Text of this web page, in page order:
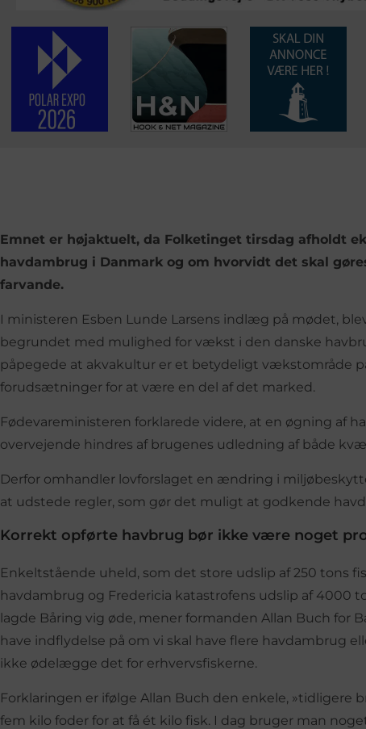
Emnet er højaktuelt, da Folketinget tirsdag afholdt
havdambrug i Danmark og om hvorvidt det skal
farvande.
I ministeren Esben Lunde Larsens indlæg på mødet,
begrundet med mulighed for vækst i den danske
påpegede at akvakultur er et betydeligt vækstområde
forudsætninger for at være en del af det marked.
Fødevareministeren forklarede videre, at en øgning af
overvejende hindres af brugenes udledning af både
Derfor omhandler lovforslaget en ændring i
at udstede regler, som gør det muligt at godkende
Korrekt opførte havbrug bør ikke være noget
Enkeltstående uheld, som det store udslip af 250 tons
havdambrug og Fredericia katastrofens udslip af 4000
lagde Båring vig øde, mener formanden Allan Buch for
have indflydelse på om vi skal have flere havdambrug
ikke ødelægge det for erhvervsfiskerne.
Forklaringen er ifølge Allan Buch den enkele, »tidligere
fem kilo foder for at få ét kilo fisk. I dag bruger man